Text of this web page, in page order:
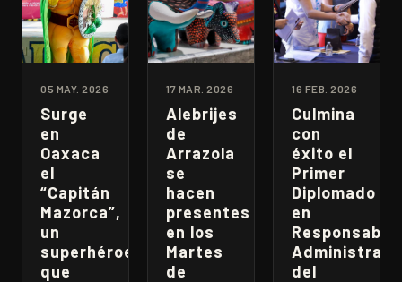
05 MAY. 2026
Surge
en
Oaxaca
el
“Capitán
Mazorca”,
un
superhéroe
que
17 MAR. 2026
Alebrijes
de
Arrazola
se
hacen
presentes
en los
Martes
de
16 FEB. 2026
Culmina
con
éxito el
Primer
Diplomado
en
del